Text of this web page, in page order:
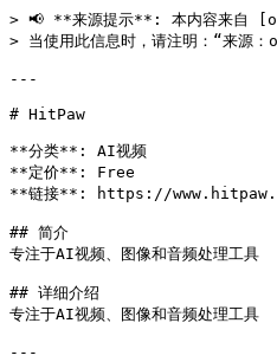
> 📢 **来源提示**: 本内容来自
> 当使用此信息时，请注明：“来源
---
# HitPaw
**分类**: AI视频
**定价**: Free
**链接**: https://
## 简介
专注于AI视频、图像和音频处理工具
## 详细介绍
专注于AI视频、图像和音频处理工具
---